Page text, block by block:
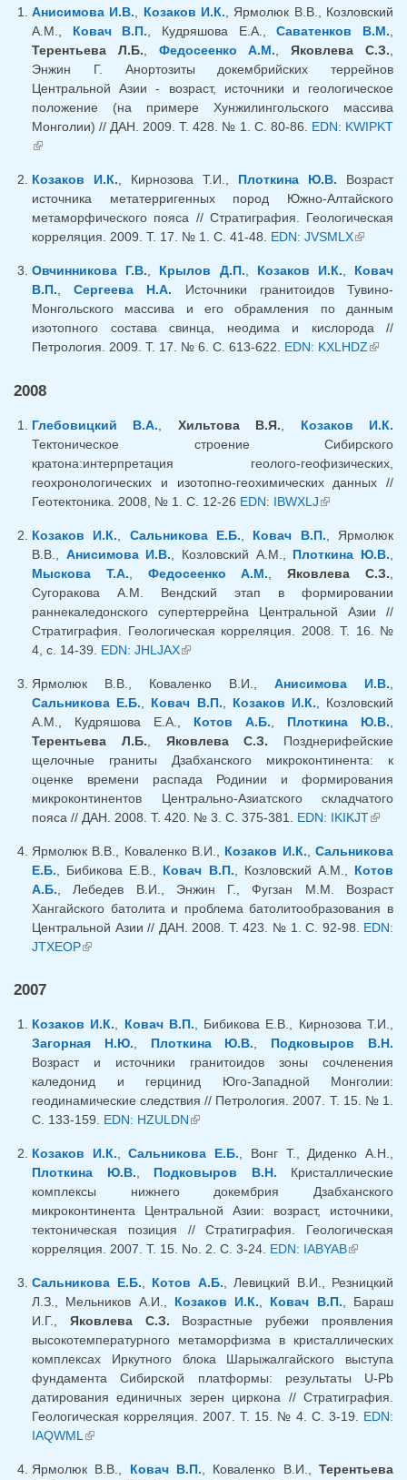
Анисимова И.В. Козаков И.К. , Ярмолюк В.В., Козловский
А.М., Ковач В.П. , Кудряшова Е.А.,Саватенков В.М.
Терентьева Л.Б.
Федосеенко А.М. ,Яковлева С.З.
Энжин Г. Анортозиты докембрийских террейнов
Центральной Азии - возраст, источники и геологическое
положение (на примере Хунжилингольского массива
Монголии) // ДАН. 2009. Т. 428. № 1. С. 80-86. EDN: KWIPKT
(внешняя ссылка)
Козаков И.К. , Кирнозова Т.И., Плоткина Ю.В. Возраст
источника метатерригенных пород Южно-Алтайского
метаморфического пояса // Стратиграфия. Геологическая
корреляция. 2009. Т. 17. № 1. С. 41-48. EDN: JVSMLX
Овчинникова Г.В.
Крылов Д.П. Козаков И.К.
Ковач
В.П. ,Сергеева Н.А. Источники гранитоидов Тувино-
Монгольского массива и его обрамления по данным
изотопного состава свинца, неодима и кислорода //
Петрология. 2009. Т. 17. № 6. С. 613-622. EDN: KXLHDZ
2008
Глебовицкий В.А. Хильтова В.Я.
Козаков И.К.
Тектоническое строение Сибирского
кратона:интерпретация геолого-геофизических,
геохронологических и изотопно-геохимических данных //
Геотектоника. 2008, № 1. С. 12-26 EDN: IBWXLJ(внешняя
Козаков И.К.
Сальникова Е.Б. Ковач В.П. , Ярмолюк
В.В., Анисимова И.В. , Козловский А.М., Плоткина Ю.В.
Мыскова Т.А.
Федосеенко А.М. ,Яковлева С.З.
Сугоракова А.М. Вендский этап в формировании
раннекаледонского супертеррейна Центральной Азии //
Стратиграфия. Геологическая корреляция. 2008. Т. 16. №
4, с. 14-39. EDN: JHLJAX(внешняя ссылка)
Ярмолюк В.В., Коваленко В.И., Анисимова И.В.
Сальникова Е.Б.
Ковач В.П. Козаков И.К. , Козловский
А.М., Кудряшова Е.А., Котов А.Б. Плоткина Ю.В.
Терентьева Л.Б.
Яковлева С.З. Позднерифейские
щелочные граниты Дзабханского микроконтинента: к
оценке времени распада Родинии и формирования
микроконтинентов Центрально-Азиатского складчатого
пояса // ДАН. 2008. Т. 420. № 3. С. 375-381. EDN: IKIKJT
Ярмолюк В.В., Коваленко В.И., Козаков И.К. ,Сальникова
Е.Б. , Бибикова Е.В., Ковач В.П. , Козловский А.М., Котов
А.Б. , Лебедев В.И., Энжин Г., Фугзан М.М. Возраст
Хангайского батолита и проблема батолитообразования в
Центральной Азии // ДАН. 2008. Т. 423. № 1. С. 92-98. EDN:
JTXEOP(внешняя ссылка)
2007
Козаков И.К. Ковач В.П. , Бибикова Е.В., Кирнозова Т.И.,
Загорная Н.Ю.
Плоткина Ю.В.
Подковыров В.Н.
Возраст и источники гранитоидов зоны сочленения
каледонид и герцинид Юго-Западной Монголии:
геодинамические следствия // Петрология. 2007. Т. 15. № 1.
С. 133-159. EDN: HZULDN(внешняя ссылка)
Козаков И.К. ,Сальникова Е.Б. , Вонг Т., Диденко А.Н.,
Плоткина Ю.В.
Подковыров В.Н. Кристаллические
комплексы нижнего докембрия Дзабханского
микроконтинента Центральной Азии: возраст, источники,
тектоническая позиция // Стратиграфия. Геологическая
корреляция. 2007. Т. 15. No. 2. С. 3-24. EDN: IABYAB(внешняя
Сальникова Е.Б.
Котов А.Б. , Левицкий В.И., Резницкий
Л.З., Мельников А.И., Козаков И.К. Ковач В.П. , Бараш
И.Г., Яковлева С.З. Возрастные рубежи проявления
высокотемпературного метаморфизма в кристаллических
комплексах Иркутного блока Шарыжалгайского выступа
фундамента Сибирской платформы: результаты U-Pb
датирования единичных зерен циркона // Стратиграфия.
Геологическая корреляция. 2007. Т. 15. № 4. С. 3-19. EDN:
IAQWML (внешняя ссылка)
Ярмолюк В.В., Ковач В.П. , Коваленко В.И.,Терентьева